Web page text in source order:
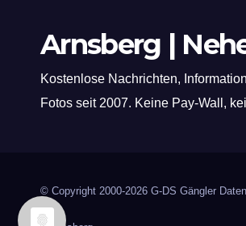
Arnsberg |
Kostenlose Nachrichten,
Fotos seit 2007. Keine Pay-Wall,
© Copyright 2000-2026 G-DS Gängler